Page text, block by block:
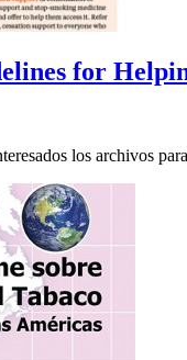
for
los archivos